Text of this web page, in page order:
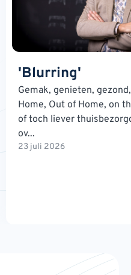
'Blurring'
Gemak, genieten,
Home, Out of Home, on
of toch liever
ov...
23 juli 2026